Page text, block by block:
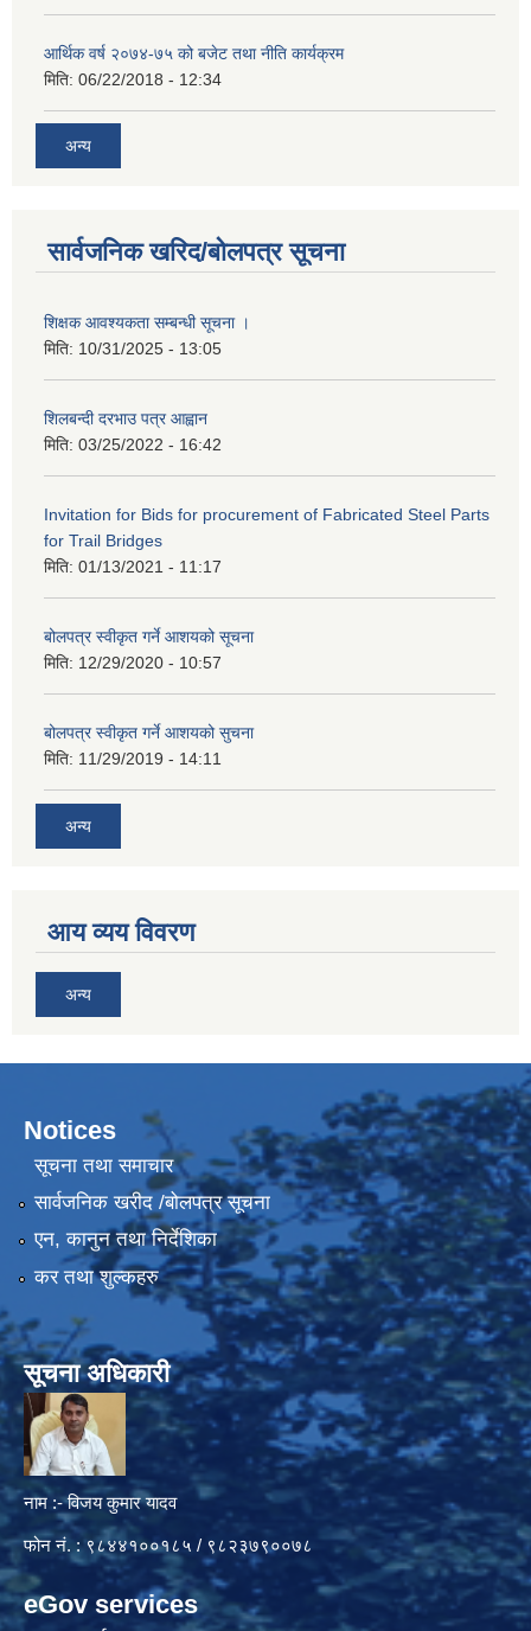
आर्थिक वर्ष २०७४-७५ को बजेट तथा नीति कार्यक्रम
मिति: 06/22/2018 - 12:34
अन्य
सार्वजनिक खरिद/बोलपत्र सूचना
शिक्षक आवश्यकता सम्बन्धी सूचना ।
मिति: 10/31/2025 - 13:05
शिलबन्दी दरभाउ पत्र आह्वान
मिति: 03/25/2022 - 16:42
Invitation for Bids for procurement of Fabricated Steel Parts
for Trail Bridges
मिति: 01/13/2021 - 11:17
बोलपत्र स्वीकृत गर्ने आशयको सूचना
मिति: 12/29/2020 - 10:57
बोलपत्र स्वीकृत गर्ने आशयको सुचना
मिति: 11/29/2019 - 14:11
अन्य
आय व्यय विवरण
अन्य
Notices
सूचना तथा समाचार
सार्वजनिक खरीद /बोलपत्र सूचना
एन, कानुन तथा निर्देशिका
कर तथा शुल्कहरु
सूचना अधिकारी
नाम :- विजय कुमार यादव
फोन नं. : ९८४४१००१८५ / ९८२३७९००७८
eGov services